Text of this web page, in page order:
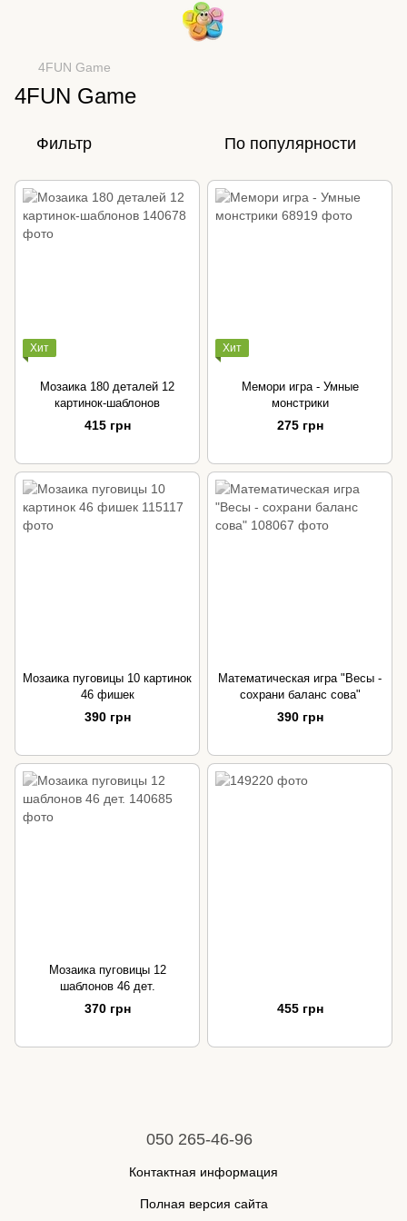
4FUN Game
4FUN Game
Фильтр По популярности
Хит
Мозаика 180 деталей 12
картинок-шаблонов
415 грн
Хит
Мемори игра - Умные
монстрики
275 грн
Мозаика пуговицы 10 картинок
46 фишек
390 грн
Математическая игра "Весы -
сохрани баланс сова"
390 грн
Мозаика пуговицы 12
шаблонов 46 дет.
370 грн 455 грн
050 265-46-96
Контактная информация
Полная версия сайта